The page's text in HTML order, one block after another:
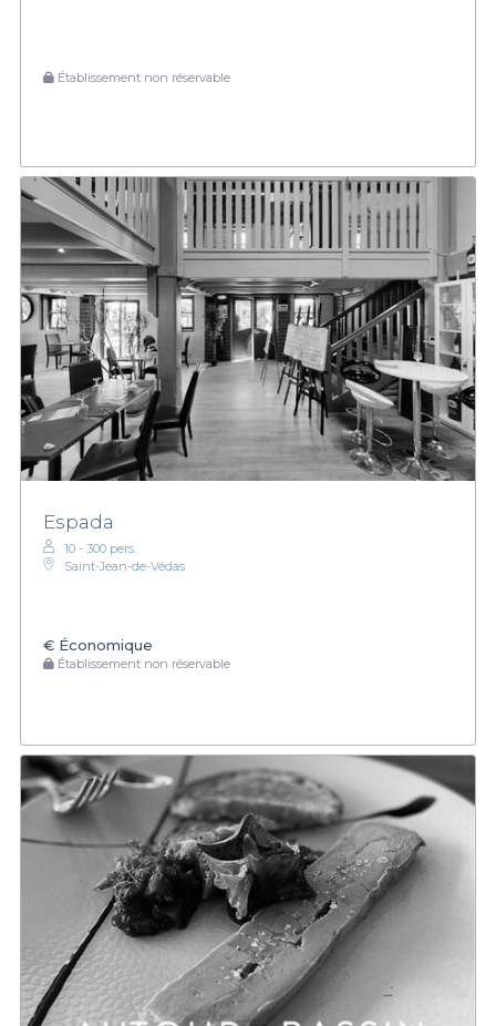
Établissement non réservable
Espada
10 - 300 pers.
Saint-Jean-de-Védas
€ Économique
Établissement non réservable